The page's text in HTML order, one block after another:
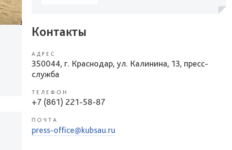
Контакты
АДРЕС
350044, г. Краснодар, ул. Калинина, 13, пресс-
служба
ТЕЛЕФОН
+7 (861) 221-58-87
ПОЧТА
press-office@kubsau.ru